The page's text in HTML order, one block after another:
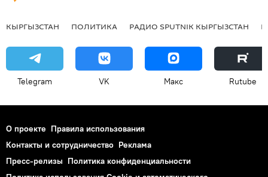
КЫРГЫЗСТАН ПОЛИТИКА РАДИО SPUTNIK КЫРГЫЗСТАН
Telegram VK Макс Rutube
О проекте Правила использования
Контакты и сотрудничество Реклама
Пресс-релизы Политика конфиденциальности